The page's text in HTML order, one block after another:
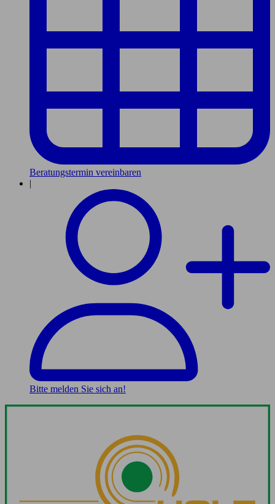
Beratungstermin vereinbaren
|
Bitte melden Sie sich an!